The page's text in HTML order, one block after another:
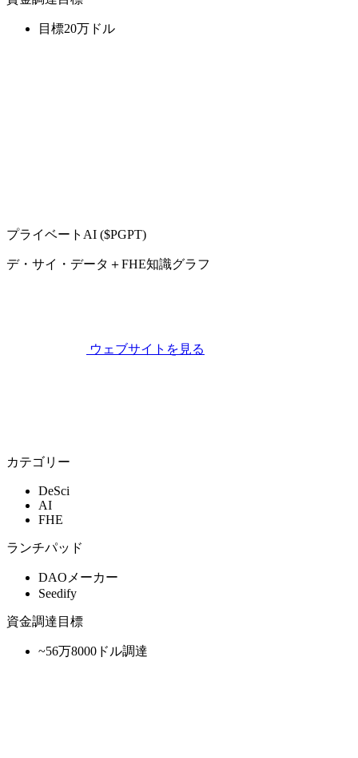
目標20万ドル
プライベートAI ($PGPT)
デ・サイ・データ＋FHE知識グラフ
ウェブサイトを見る
カテゴリー
DeSci
AI
FHE
ランチパッド
DAOメーカー
Seedify
資金調達目標
~56万8000ドル調達